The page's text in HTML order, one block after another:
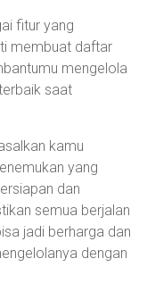
fitur yang
membuat daftar
mengelola
saat
kamu
yang
dan
semua berjalan
jadi berharga dan
dengan